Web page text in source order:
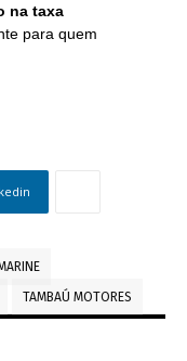
na taxa
para quem
TAMBAÚ MOTORES